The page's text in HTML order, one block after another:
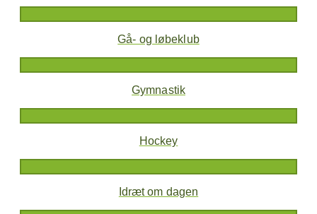
Gå- og løbeklub
Gymnastik
Hockey
Idræt om dagen